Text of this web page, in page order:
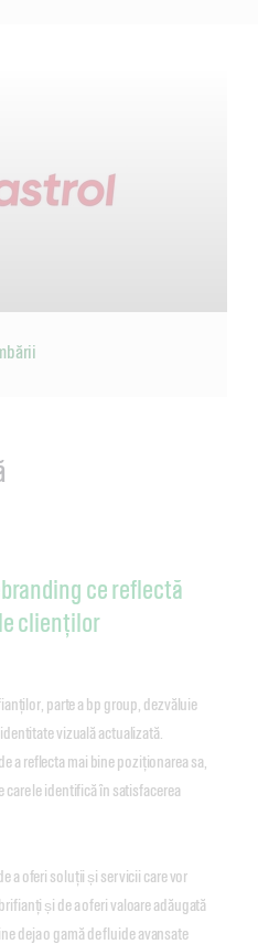
ce reflectă
clienților
parte a bp group, dezvăluie
vizuală actualizată.
a reflecta mai bine poziționarea sa,
le identifică în satisfacerea
a oferi soluții și servicii care vor
și de a oferi valoare adăugată
deja o gamă de fluide avansate